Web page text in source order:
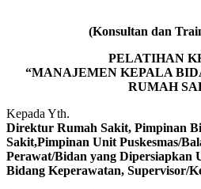
(Konsultan dan
PELATIHAN
“MANAJEMEN KEPALA
RUMAH
Kepada Yth.
Direktur Rumah Sakit, Pimpinan
Sakit,Pimpinan Unit Puskesmas/
Perawat/Bidan yang Dipersiapkan
Bidang Keperawatan, Supervisor/